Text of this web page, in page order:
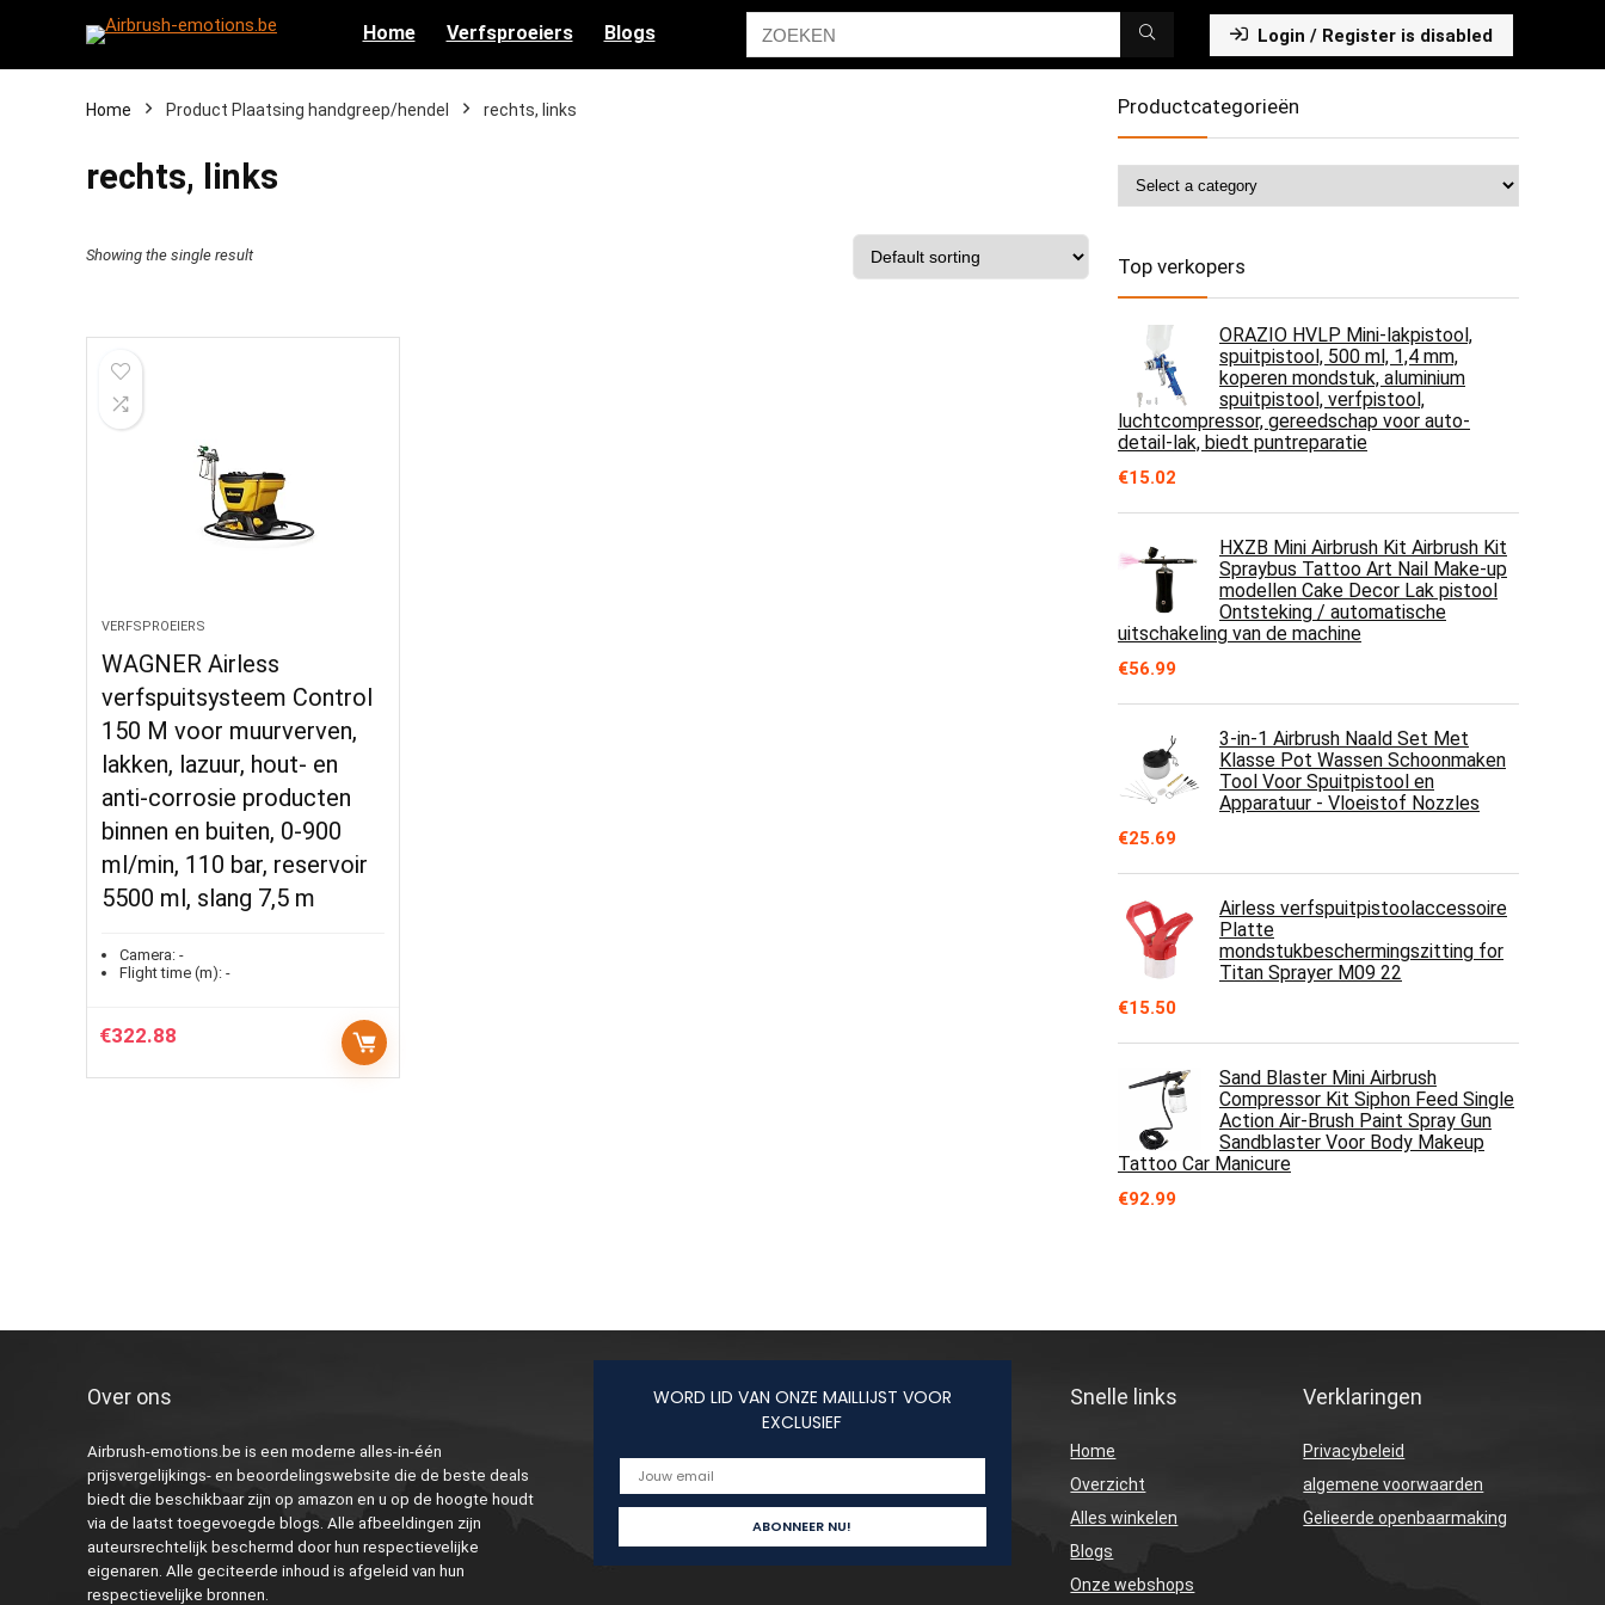
Home Verfsproeiers Blogs Login / Register is disabled
Home Product Plaatsing handgreep/hendel ‎rechts, links
‎rechts, links
Showing the single result
VERFSPROEIERS
WAGNER Airless
verfspuitsysteem Control
150 M voor muurverven,
lakken, lazuur, hout- en
anti-corrosie producten
binnen en buiten, 0-900
ml/min, 110 bar, reservoir
5500 ml, slang 7,5 m
Camera: -
Flight time (m): -
€322.88
Productcategorieën
Top verkopers
ORAZIO HVLP Mini-lakpistool,
spuitpistool, 500 ml, 1,4 mm,
koperen mondstuk, aluminium
spuitpistool, verfpistool,
luchtcompressor, gereedschap voor auto-
detail-lak, biedt puntreparatie
€15.02
HXZB Mini Airbrush Kit Airbrush Kit
Spraybus Tattoo Art Nail Make-up
modellen Cake Decor Lak pistool
Ontsteking / automatische
uitschakeling van de machine
€56.99
3-in-1 Airbrush Naald Set Met
Klasse Pot Wassen Schoonmaken
Tool Voor Spuitpistool en
Apparatuur - Vloeistof Nozzles
€25.69
Airless verfspuitpistoolaccessoire
Platte
mondstukbeschermingszitting for
Titan Sprayer M09 22
€15.50
Sand Blaster Mini Airbrush
Compressor Kit Siphon Feed Single
Action Air-Brush Paint Spray Gun
Sandblaster Voor Body Makeup
Tattoo Car Manicure
€92.99
Over ons
Airbrush-emotions.be is een moderne alles-in-één
prijsvergelijkings- en beoordelingswebsite die de beste deals
biedt die beschikbaar zijn op amazon en u op de hoogte houdt
via de laatst toegevoegde blogs. Alle afbeeldingen zijn
auteursrechtelijk beschermd door hun respectievelijke
eigenaren. Alle geciteerde inhoud is afgeleid van hun
respectievelijke bronnen.
WORD LID VAN ONZE MAILLIJST VOOR
EXCLUSIEF
Snelle links
Home
Overzicht
Alles winkelen
Blogs
Onze webshops
Verklaringen
Privacybeleid
algemene voorwaarden
Gelieerde openbaarmaking